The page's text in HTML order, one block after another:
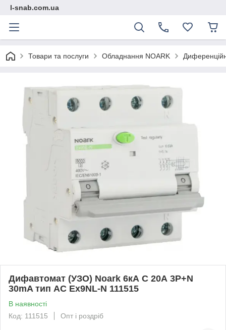
l-snab.com.ua
Товари та послуги Обладнання NOARK
Дифавтомат (УЗО) Noark 6кА C 20А 3P+N
30mA тип AC Ex9NL-N 111515
В наявності
Код: 111515
Опт і роздріб